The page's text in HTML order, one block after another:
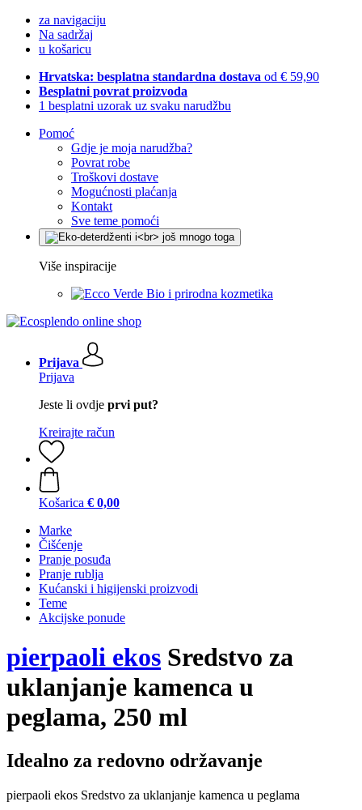
za navigaciju
Na sadržaj
u košaricu
Hrvatska: besplatna standardna dostava od € 59,90
Besplatni povrat proizvoda
1 besplatni uzorak uz svaku narudžbu
Pomoć
Gdje je moja narudžba?
Povrat robe
Troškovi dostave
Mogućnosti plaćanja
Kontakt
Sve teme pomoći
Više inspiracije
Bio i prirodna kozmetika
Prijava
Prijava
Jeste li ovdje prvi put?
Kreirajte račun
Košarica € 0,00
Marke
Čišćenje
Pranje posuđa
Pranje rublja
Kućanski i higijenski proizvodi
Teme
Akcijske ponude
pierpaoli ekos Sredstvo za
uklanjanje kamenca u
peglama, 250 ml
Idealno za redovno održavanje
pierpaoli ekos Sredstvo za uklanjanje kamenca u peglama